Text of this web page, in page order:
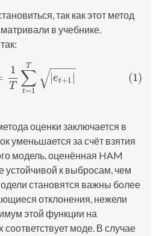
так как этот метод
в учебнике.
1
T ∑
t=1
T
|et+1
− −
−−
√ (1)
= 1T ∑t 1T| et+1
оценки заключается в
уменьшается за счёт взятия
модель, оценённая HAM
устойчивой к выбросам, чем
становятся важны более
отклонения, нежели
этой функции на
моде. В случае